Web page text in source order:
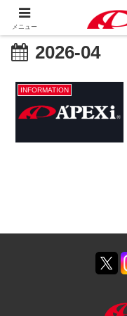
2026-04
INFORMATION
メニュー